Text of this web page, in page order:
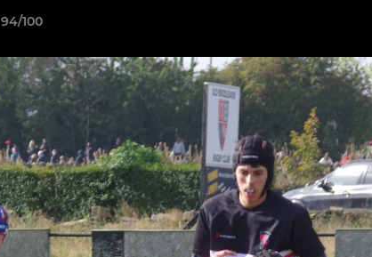
94/100